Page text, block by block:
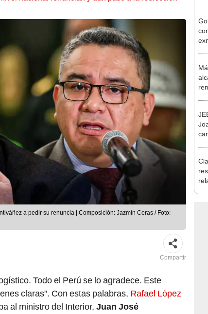
a pedir su renuncia | Composición: Jazmín Ceras / Foto:
Compartir
Todo el Perú se lo agradece. Este
claras". Con estas palabras, Rafael López
al ministro del Interior, Juan José